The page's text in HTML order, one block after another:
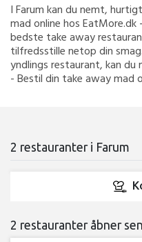
I Farum kan du nemt,
mad online hos EatMore.dk
bedste take away
tilfredsstille netop din
yndlings restaurant, kan
- Bestil din take away mad
2 restauranter i Farum
2 restauranter åbner